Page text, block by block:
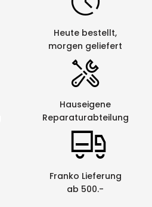
Heute bestellt,
morgen geliefert
Hauseigene
Reparaturabteilung
Franko Lieferung
ab 500.-